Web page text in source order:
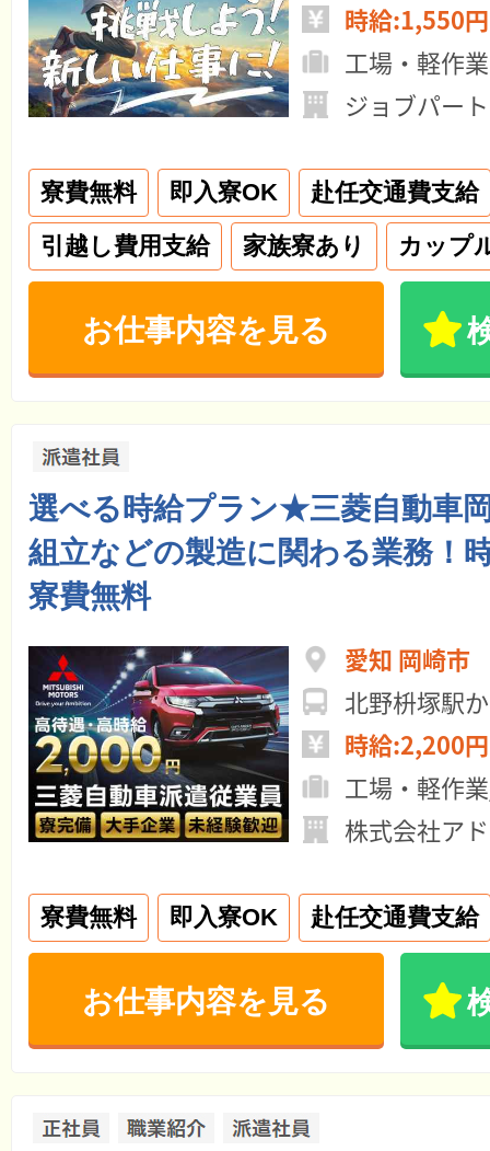
時給:1,550
工場・軽作業
ジョブパー
寮費無料 即入寮OK
赴任交通費支給
引越し費用支給
家族寮あり カップ
お仕事内容を見る
選べる時給プラン★三菱自動車
組立などの製造に関わる業務！
寮費無料
愛知 岡崎市
北野枡塚駅
時給:2,200
工場・軽作
株式会社ア
寮費無料 即入寮OK 赴任交通費支給
お仕事内容を見る